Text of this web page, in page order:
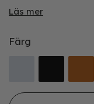
Läs mer
Färg
Hög rabattkant